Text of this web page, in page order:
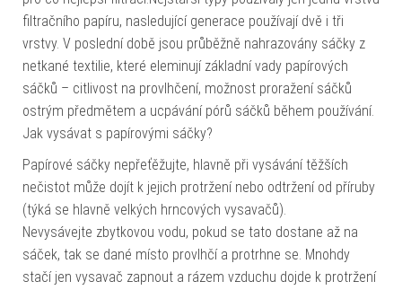
filtračního papíru, nasledující generace používají dvě i tři
vrstvy. V poslední době jsou průběžně nahrazovány sáčky z
netkané textilie, které eleminují základní vady papírových
sáčků – citlivost na provlhčení, možnost proražení sáčků
ostrým předmětem a ucpávání pórů sáčků během používání.
Jak vysávat s papírovými sáčky?
Papírové sáčky nepřeťěžujte, hlavně při vysávání těžších
nečistot může dojít k jejich protržení nebo odtržení od příruby
(týká se hlavně velkých hrncových vysavačů).
Nevysávejte zbytkovou vodu, pokud se tato dostane až na
sáček, tak se dané místo provlhčí a protrhne se. Mnohdy
stačí jen vysavač zapnout a rázem vzduchu dojde k protržení